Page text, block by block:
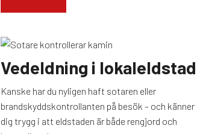
Vedeldning i lokaleldstad
Kanske har du nyligen haft sotaren eller
brandskyddskontrollanten på besök – och känner
dig trygg i att eldstaden är både rengjord och